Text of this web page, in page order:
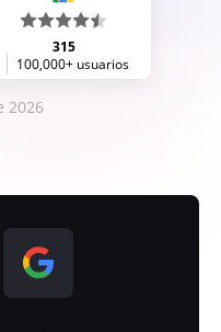
315
100,000+ usuarios
2026